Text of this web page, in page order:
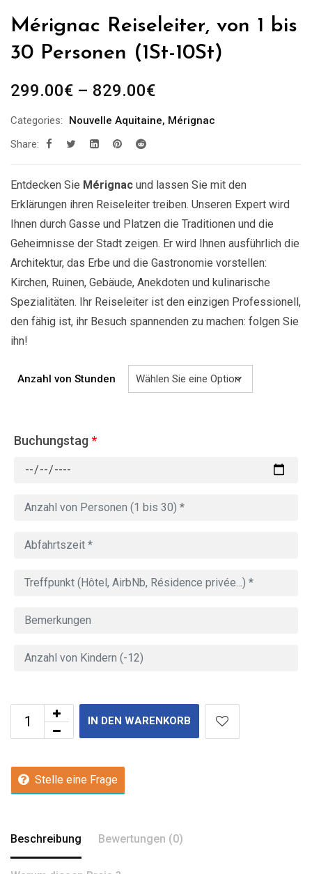
Mérignac Reiseleiter, von 1 bis
30 Personen (1St-10St)
299.00€ – 829.00€Preisspanne:
bis
Categories: Nouvelle Aquitaine, Mérignac
Share:
Entdecken Sie Mérignac und lassen Sie mit den
Erklärungen ihren Reiseleiter treiben. Unseren Expert wird
Ihnen durch Gasse und Platzen die Traditionen und die
Geheimnisse der Stadt zeigen. Er wird Ihnen ausführlich die
Architektur, das Erbe und die Gastronomie vorstellen:
Kirchen, Ruinen, Gebäude, Anekdoten und kulinarische
Spezialitäten. Ihr Reiseleiter ist den einzigen Professionell,
den fähig ist, ihr Besuch spannenden zu machen: folgen Sie
ihn!
Anzahl von Stunden
Buchungstag*
IN DEN WARENKORB
Stelle eine Frage
Beschreibung Bewertungen (0)